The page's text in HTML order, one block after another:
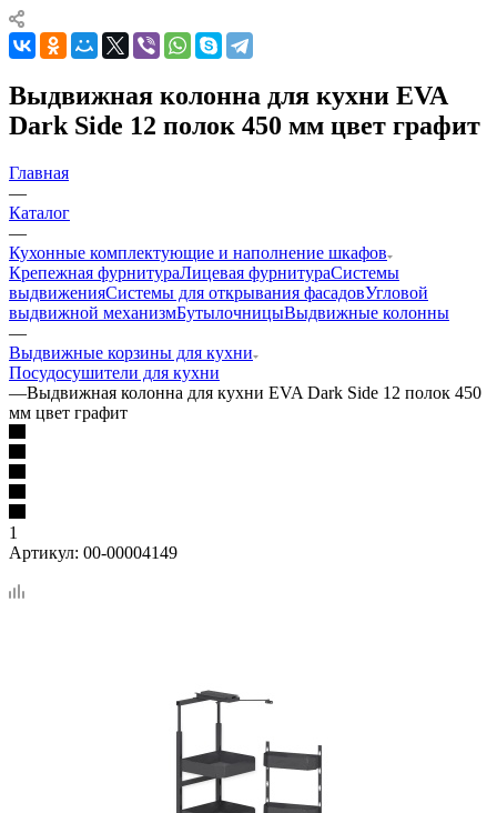
Выдвижная колонна для кухни EVA
Dark Side 12 полок 450 мм цвет графит
Главная
—
Каталог
—
Кухонные комплектующие и наполнение шкафов
Крепежная фурнитураЛицевая фурнитураСистемы
выдвиженияСистемы для открывания фасадовУгловой
выдвижной механизмБутылочницыВыдвижные колонны
—
Выдвижные корзины для кухни
Посудосушители для кухни
—Выдвижная колонна для кухни EVA Dark Side 12 полок 450
мм цвет графит
1
Артикул: 00-00004149